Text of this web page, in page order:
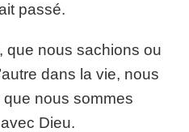
passé.
que nous sachions ou
dans la vie, nous
nous sommes
Dieu.